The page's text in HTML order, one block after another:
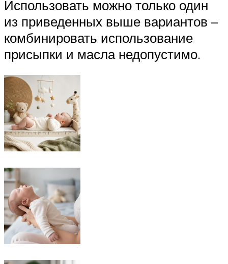
Использовать можно только один
из приведенных выше вариантов –
комбинировать использование
присыпки и масла недопустимо.